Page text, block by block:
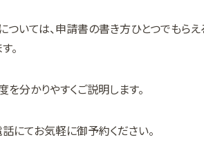
ついては、申請書の書き方ひとつでもら
。
分かりやすくご説明します。
話にてお気軽に御予約ください。